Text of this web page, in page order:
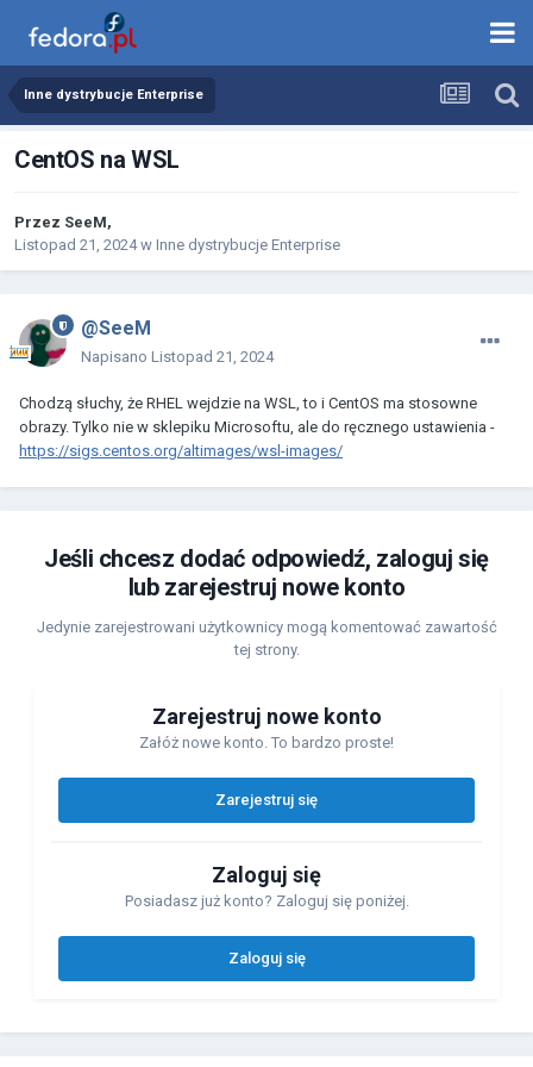
Inne dystrybucje Enterprise
CentOS na WSL
Przez SeeM,
Listopad 21, 2024w Inne dystrybucje Enterprise
@SeeM
Napisano Listopad 21, 2024
Chodzą słuchy, że RHEL wejdzie na WSL, to i CentOS ma stosowne
obrazy. Tylko nie w sklepiku Microsoftu, ale do ręcznego ustawienia -
https://sigs.centos.org/altimages/wsl-images/
Jeśli chcesz dodać odpowiedź, zaloguj się
lub zarejestruj nowe konto
Jedynie zarejestrowani użytkownicy mogą komentować zawartość
tej strony.
Zarejestruj nowe konto
Załóż nowe konto. To bardzo proste!
Zarejestruj się
Zaloguj się
Posiadasz już konto? Zaloguj się poniżej.
Zaloguj się